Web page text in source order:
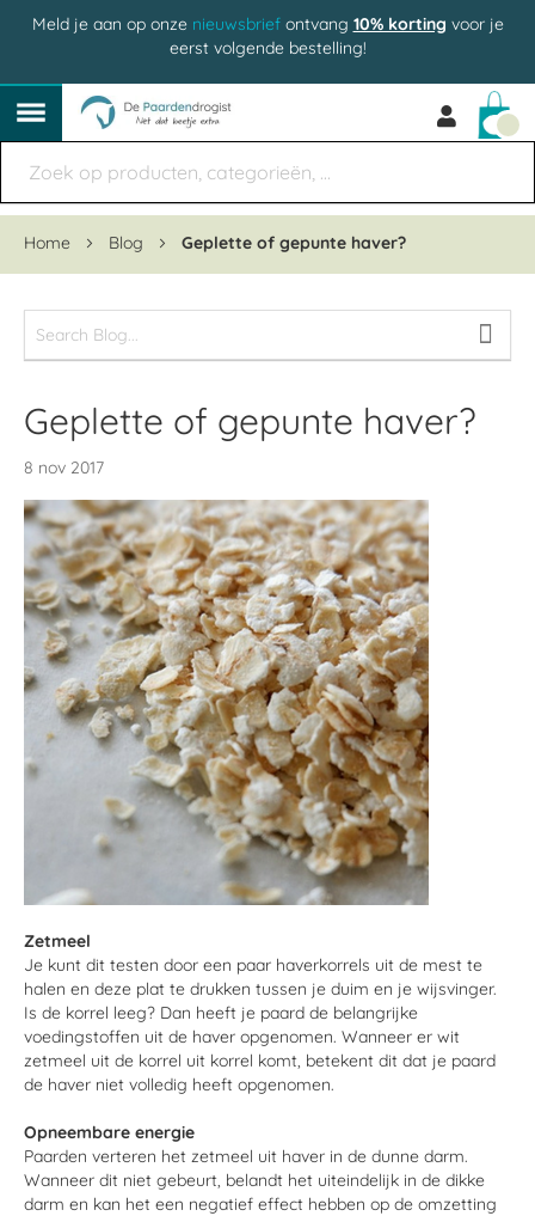
Meld je aan op onze nieuwsbriefontvang 10% korting voor je
eerst volgende bestelling!
Home Blog Geplette of gepunte haver?
Geplette of gepunte haver?
8 nov 2017
Zetmeel
Je kunt dit testen door een paar haverkorrels uit de mest te
halen en deze plat te drukken tussen je duim en je wijsvinger.
Is de korrel leeg? Dan heeft je paard de belangrijke
voedingstoffen uit de haver opgenomen. Wanneer er wit
zetmeel uit de korrel uit korrel komt, betekent dit dat je paard
de haver niet volledig heeft opgenomen.
Opneembare energie
Paarden verteren het zetmeel uit haver in de dunne darm.
Wanneer dit niet gebeurt, belandt het uiteindelijk in de dikke
darm en kan het een negatief effect hebben op de omzetting